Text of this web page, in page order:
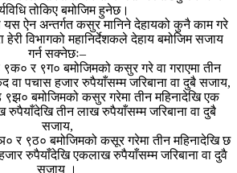
तोकिए बमोजिम हुनेछ।
ऐन अन्तर्गत कसुर मानिने देहायको कुनै काम गरे
हेरी विभागको महानिर्देशकले देहाय बमोजिम सजाय
गर्न सक्नेछः–
र ९ग० बमोजिमको कसुर गरे वा गराएमा तीन
वा पचास हजार रुपैयाँसम्म जरिबाना वा दुबै सजाय,
बमोजिमको कसुर गरेमा तीन महिनादेखि एक
रुपैयाँदेखि तीन लाख रुपैयाँसम्म जरिबाना वा दुबै
सजाय,
र ९ठ० बमोजिमको कसूर गरेमा तीन महिनादेखि छ
रुपैयाँदेखि एकलाख रुपैयाँसम्म जरिबाना वा दुवै
सजाय ।